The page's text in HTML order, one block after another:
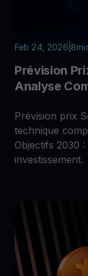
Feb 24, 2026| 8
Prévision
Analyse
Prévision prix
technique
Objectifs 2030
investissement.